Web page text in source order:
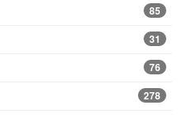
85
31
76
278